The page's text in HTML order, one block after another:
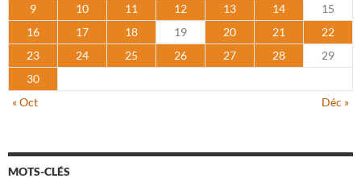
9
10 11 12 13 14
15
16
17 18 19 20 21
22
23
24 25 26 27 28
29
30
« Oct
Déc »
MOTS-CLÉS